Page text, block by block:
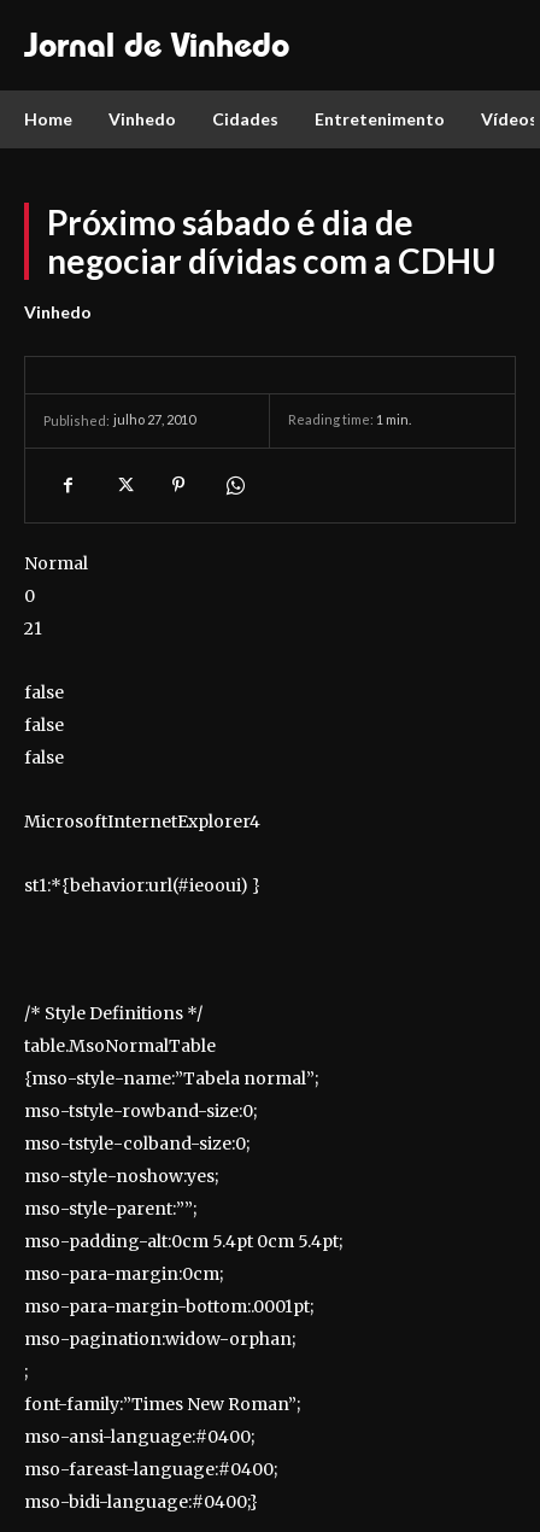
Jornal de Vinhedo
Home Vinhedo Cidades Entretenimento Vídeos
Próximo sábado é dia de
negociar dívidas com a CDHU
Vinhedo
Published: julho 27, 2010 Reading time: 1 min.
Normal
0
21
false
false
false
MicrosoftInternetExplorer4
st1:*{behavior:url(#ieooui) }
/* Style Definitions */
table.MsoNormalTable
{mso-style-name:”Tabela normal”;
mso-tstyle-rowband-size:0;
mso-tstyle-colband-size:0;
mso-style-noshow:yes;
mso-style-parent:””;
mso-padding-alt:0cm 5.4pt 0cm 5.4pt;
mso-para-margin:0cm;
mso-para-margin-bottom:.0001pt;
mso-pagination:widow-orphan;
;
font-family:”Times New Roman”;
mso-ansi-language:#0400;
mso-fareast-language:#0400;
mso-bidi-language:#0400;}